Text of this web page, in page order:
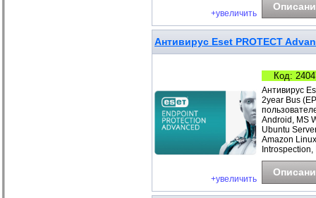
+увеличить
Антивирус Eset PROTECT
+увеличить
Код:
Антивирус
2year Bus
Android, MS
Ubuntu
Amazon